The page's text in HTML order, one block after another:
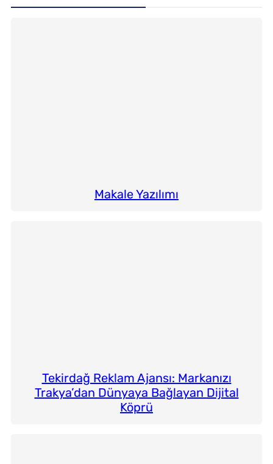
Makale Yazılımı
Tekirdağ Reklam Ajansı: Markanızı
Trakya’dan Dünyaya Bağlayan Dijital
Köprü